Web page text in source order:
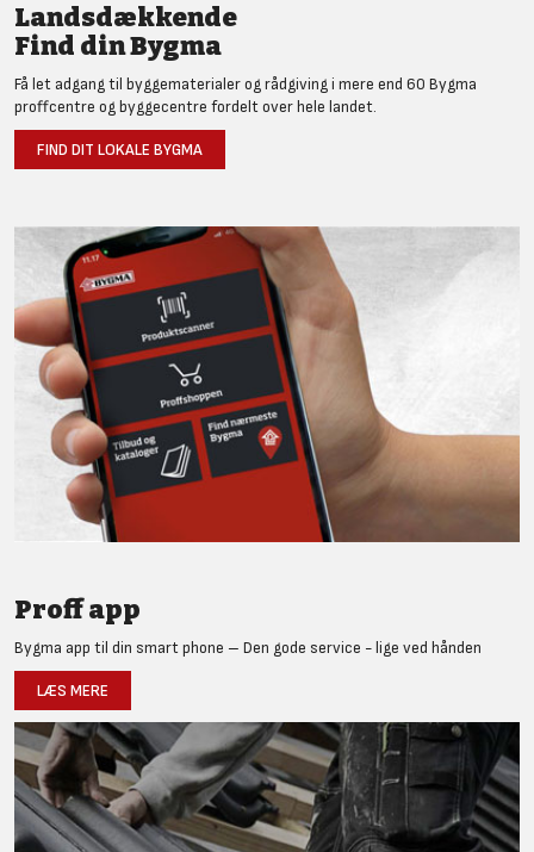
Landsdækkende
Find din Bygma
Få let adgang til byggematerialer og rådgiving i mere end 60 Bygma
proffcentre og byggecentre fordelt over hele landet.
FIND DIT LOKALE BYGMA
Proff app
Bygma app til din smart phone – Den gode service - lige ved hånden
LÆS MERE